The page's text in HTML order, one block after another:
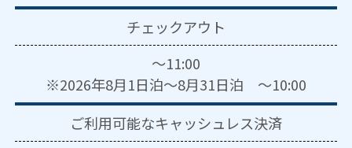
チェックアウト
～11:00
※2026年8月1日泊～8月31日泊 ～10:00
ご利用可能なキャッシュレス決済